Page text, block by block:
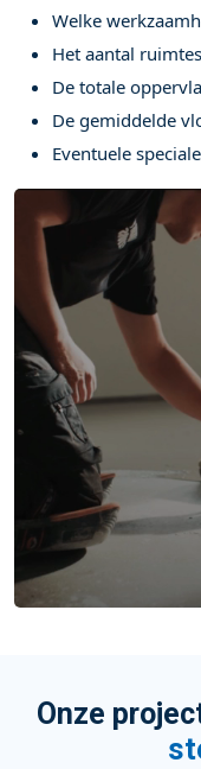
Welke
Het aantal ruimtes
De totale
De gemiddelde
Eventuele
Onze